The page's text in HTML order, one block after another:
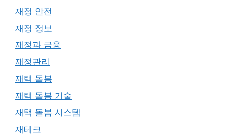
재정 안전
재정 정보
재정과 금융
재정관리
재택 돌봄
재택 돌봄 기술
재택 돌봄 시스템
재테크